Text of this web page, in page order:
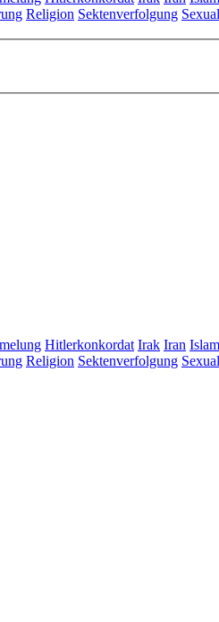
Religion Sektenverfolgung
Hitlerkonkordat Irak Iran Islam
Religion Sektenverfolgung